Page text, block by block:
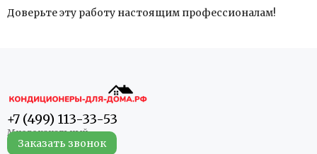
Доверьте эту работу настоящим профессионалам!
+7 (499) 113-33-53
Заказать звонок